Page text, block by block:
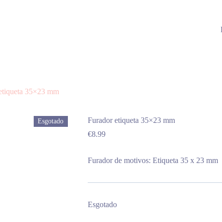
35×23 mm
Esgotado
Furador etiqueta 35×23 mm
€8.99
Furador de motivos: Etiqueta 35 x 23 mm
Esgotado